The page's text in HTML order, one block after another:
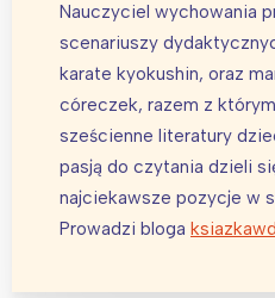
Nauczyciel wychowania
scenariuszy
karate kyokushin, oraz
córeczek, razem z
sześcienne literatury
pasją do czytania dzieli
najciekawsze pozycje w
Prowadzi bloga